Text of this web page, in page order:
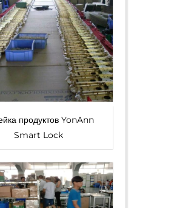
продуктов YonAnn
Smart Lock